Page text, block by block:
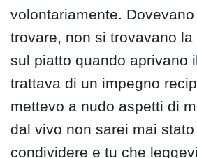
volontariamente.
trovare, non si trovavano
sul piatto quando aprivano
trattava di un impegno
mettevo a nudo aspetti di
dal vivo non sarei mai
condividere e tu che